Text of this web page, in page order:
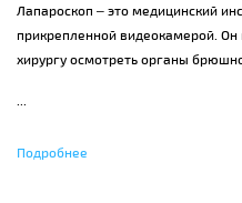
Лапароскоп – это медицинский
прикрепленной видеокамерой. Он
хирургу осмотреть органы
С помощью лапароскопа можно:
Подробнее